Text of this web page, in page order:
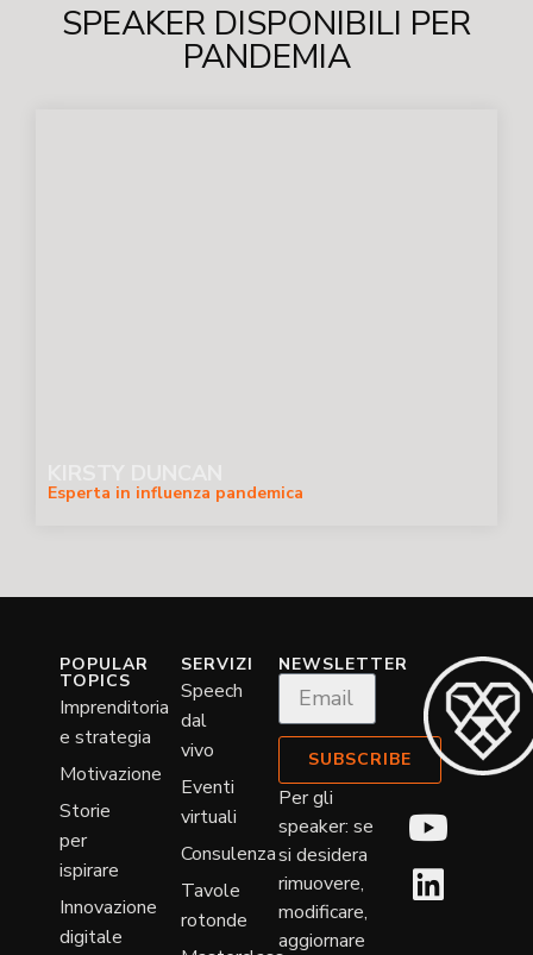
SPEAKER DISPONIBILI PER
PANDEMIA
Esperta in influenza pandemica
POPULAR
TOPICS
Imprenditoria
e strategia
Motivazione
Storie
per
ispirare
Innovazione
digitale
SERVIZI
Speech
dal
vivo
Eventi
virtuali
Consulenza
Tavole
rotonde
NEWSLETTER
SUBSCRIBE
Per gli
speaker: se
si desidera
rimuovere,
modificare,
aggiornare